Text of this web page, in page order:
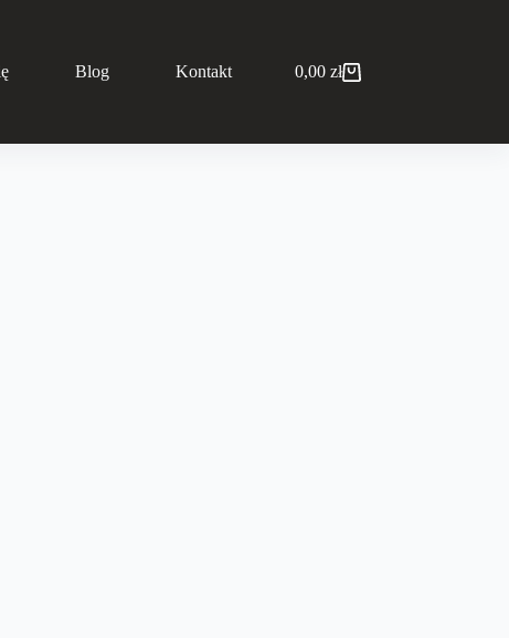
Blog Kontakt 0,00 zł